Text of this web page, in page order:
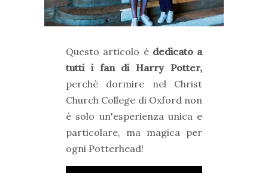
Questo articolo è dedicato a
tutti i fan di Harry Potter,
perchè dormire nel Christ
Church College di Oxford non
è solo un'esperienza unica e
particolare, ma magica per
ogni Potterhead!